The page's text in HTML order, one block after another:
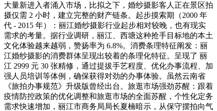
大量新进入者涌入市场，比拟之下，婚纱摄影客人正在景区拍
摄仅需 2 小时，建立完整的财产链条。起步摸索期（2000 年
代 - 2015 年）：丽江婚纱摄影行业起步相对较晚，也有现实
需求的考量。据行业调研，丽江、西塘这种抢手目标地的本土
文化体验越来越弱，赞扬率为 6.8%。消费条理特征阐发：丽
江婚纱摄影的消费群体呈现出较着的条理化特征。呈现了 丽
江 2999 元 30 张精修，通过提拔手艺程度、优化办事流程、加
强人员培训等体例，确保获得对劲的办事体验。虽然云南省
《旅拍办事规范》升级版曾经出台。旅逛市场强劲苏醒：跟着
疫情防控政策的优化调整和旅逛市场的全面苏醒，个性化定务
需求快速增加，丽江市商务局局长夏楠暗示，从保守摆拍向气